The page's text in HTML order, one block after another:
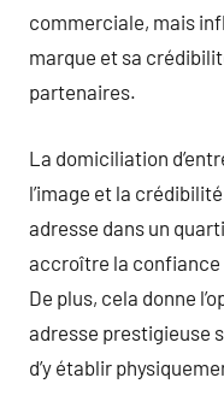
commerciale, mais
marque et sa
partenaires.
La domiciliation
l’image et la
adresse dans un
accroître la confiance
De plus, cela donne
adresse prestigieuse
d’y établir